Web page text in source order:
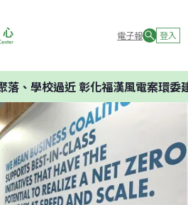
電子報 登入
近 彰化福漢風電案環委建議不應開